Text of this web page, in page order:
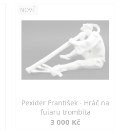
NOVÉ
Pexider František - Hráč na
fujaru trombita
3 000 Kč